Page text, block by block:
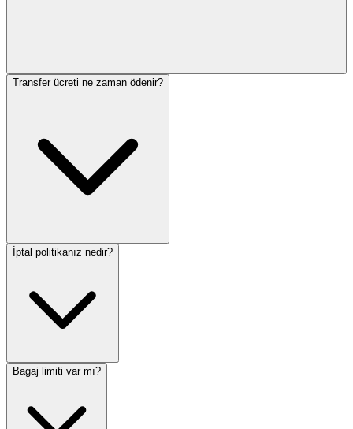
Transfer ücreti ne zaman ödenir?
İptal politikanız nedir?
Bagaj limiti var mı?